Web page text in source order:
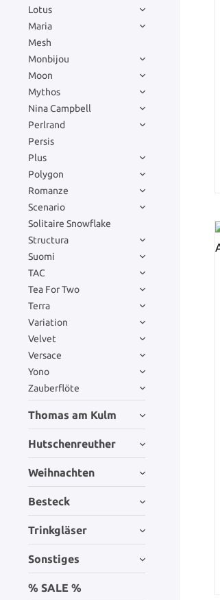
Lotus
Maria
Mesh
Monbijou
Moon
Mythos
Nina Campbell
Perlrand
Persis
Plus
Polygon
Romanze
Scenario
Solitaire Snowflake
Structura
Suomi
TAC
Tea For Two
Terra
Variation
Velvet
Versace
Yono
Zauberflöte
Thomas am Kulm
Hutschenreuther
Weihnachten
Besteck
Trinkgläser
Sonstiges
% SALE %